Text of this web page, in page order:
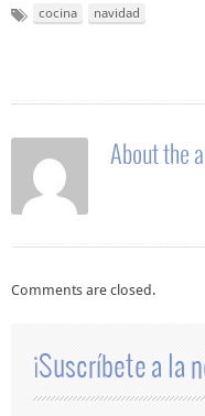
cocina navidad
About the
Comments are closed.
¡Suscríbete a la